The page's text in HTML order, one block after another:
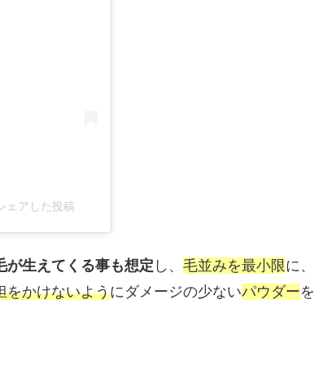
ェアした投稿
が生えてくる事も想定 し、 毛並みを最小限に、
をかけないようにダメージの少ないパウダーを